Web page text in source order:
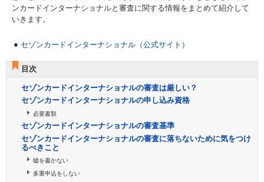
ンカードインターナショナルと審査に関する情報をまとめて紹介して
いきます。
セゾンカードインターナショナル（公式サイト）
目次
セゾンカードインターナショナルの審査は厳しい？
セゾンカードインターナショナルの申し込み資格
必要書類
セゾンカードインターナショナルの審査基準
セゾンカードインターナショナルの審査に落ちないために気をつけ
るべきこと
嘘を書かない
多重申込をしない